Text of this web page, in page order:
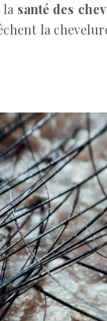
la santé des
la